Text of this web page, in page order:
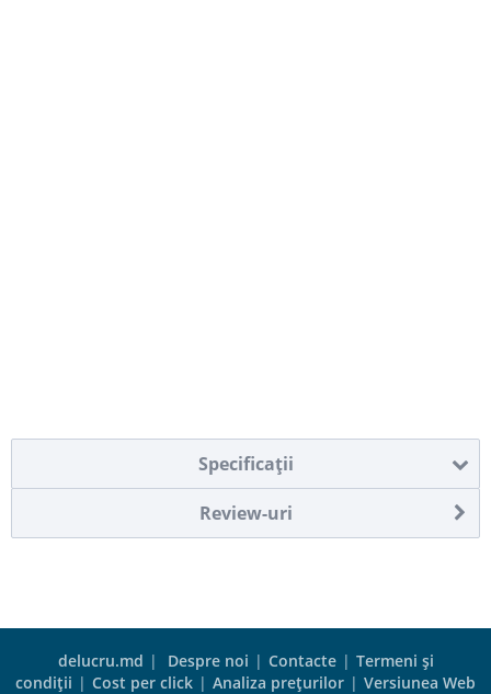
Specificaţii
Review-uri
delucru.md | Despre noi | Contacte | Termeni şi
condiţii | Cost per click | Analiza preţurilor | Versiunea Web